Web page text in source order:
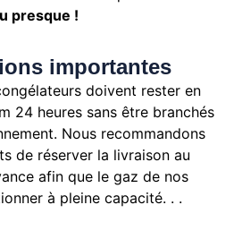
presque !
importantes
doivent rester en
24 heures sans être branchés
Nous recommandons
de réserver la livraison au
afin que le gaz de nos
à pleine capacité. . .